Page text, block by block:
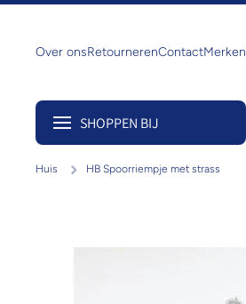
Over onsRetournerenContactMerken
SHOPPEN BIJ
Huis HB Spoorriempje met strass